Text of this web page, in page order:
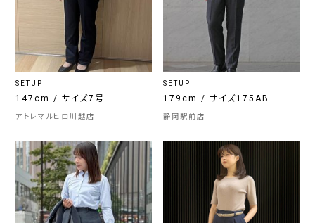
SETUP
147cm / サイズ7号
アトレマルヒロ川越店
SETUP
179cm / サイズ175AB
静岡駅前店